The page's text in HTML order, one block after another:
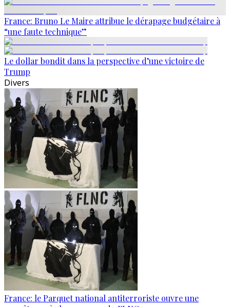
France: Bruno Le Maire attribue le dérapage budgétaire à
“une faute technique”
Le dollar bondit dans la perspective d’une victoire de
Trump
Divers
France: le Parquet national antiterroriste ouvre une